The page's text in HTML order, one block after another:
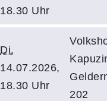
18.30 Uhr
Di.
14.07.2026,
18.30 Uhr
202